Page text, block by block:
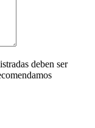
deben ser